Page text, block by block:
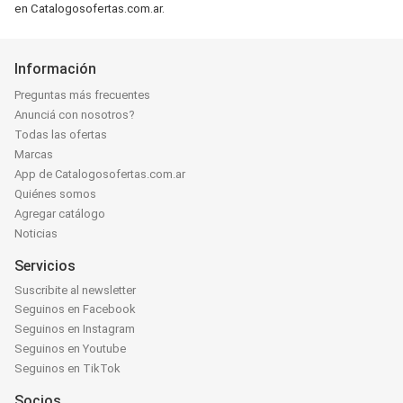
en Catalogosofertas.com.ar.
Información
Preguntas más frecuentes
Anunciá con nosotros?
Todas las ofertas
Marcas
App de Catalogosofertas.com.ar
Quiénes somos
Agregar catálogo
Noticias
Servicios
Suscribite al newsletter
Seguinos en Facebook
Seguinos en Instagram
Seguinos en Youtube
Seguinos en TikTok